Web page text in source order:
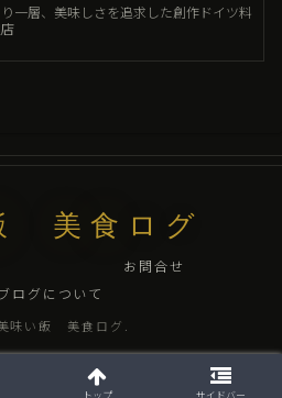
一層、美味しさを追求した創作ドイツ料
美食ログ
お問合せ
ログについて
味い飯 美食ログ.